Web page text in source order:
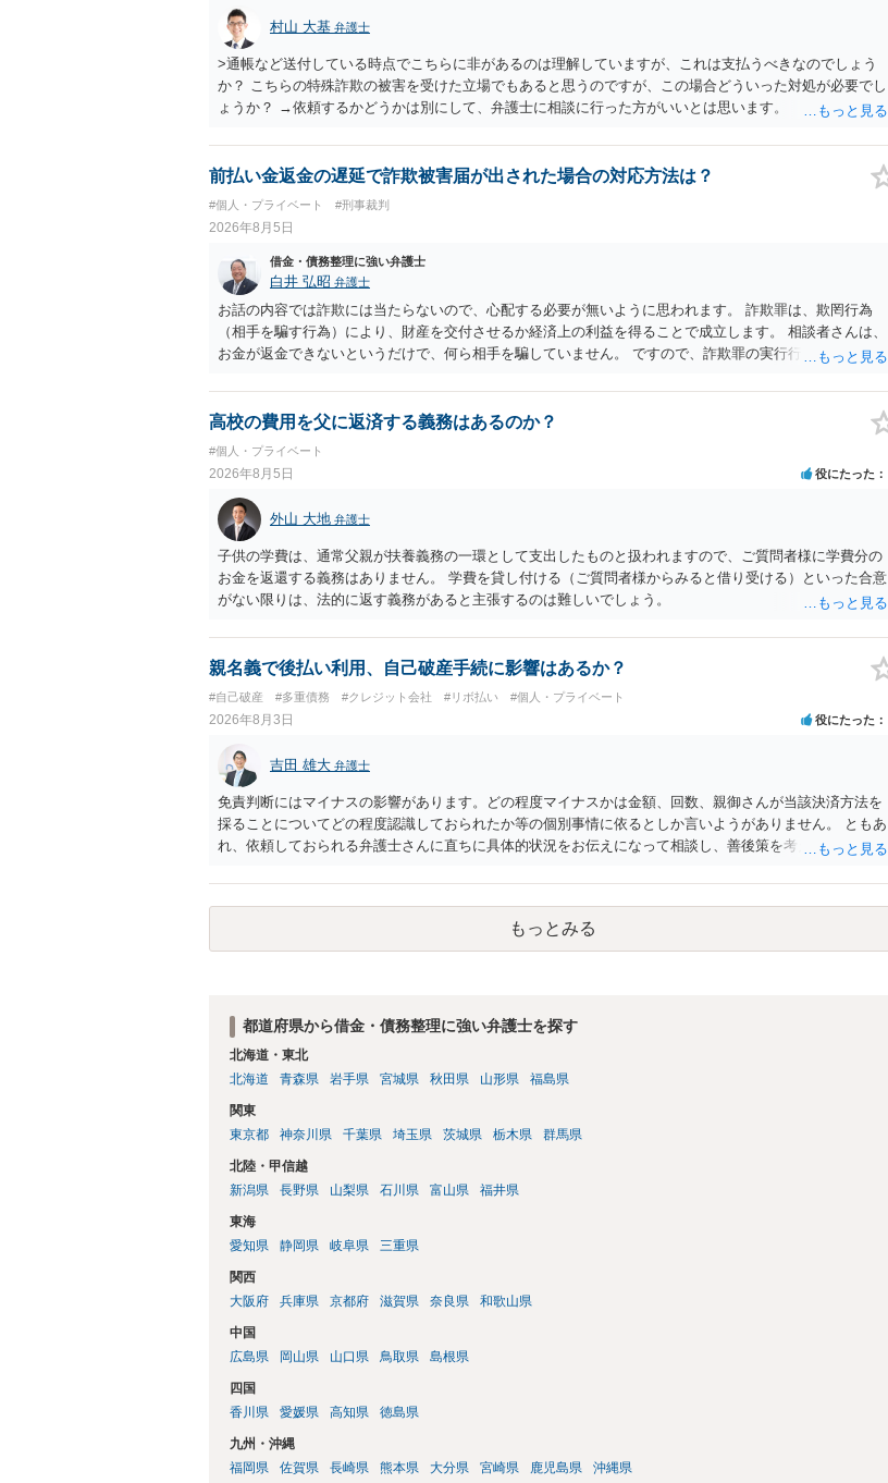
村山 大基 弁護士
>通帳など送付している時点でこちらに非があるのは理解していますが、これは支払うべきなのでしょう
か？ こちらの特殊詐欺の被害を受けた立場でもあると思うのですが、この場合どういった対処が必要でし
ょうか？ →依頼するかどうかは別にして、弁護士に相談に行った方がいいとは思います。 そもそも、
とは可能でしょうか？ →一般的には難しいです。相談者さんも１００万円の被害を受けたとして、１円も
払わないで和解したいと言われたら、 できるだけ重い刑罰を与えて欲しい、と思われるのではないでし
だ、弁護士費用かけるならその分賠償に回すことも考えられるので、 兼ね合いは考えてみましょう。
前払い金返金の遅延で詐欺被害届が出された場合の対応方法は？
#個人・プライベート #刑事裁判
2026年8月5日
借金・債務整理に強い弁護士
白井 弘昭 弁護士
お話の内容では詐欺には当たらないので、心配する必要が無いように思われます。 詐欺罪は、欺罔行為
（相手を騙す行為）により、財産を交付させるか経済上の利益を得ることで成立します。 相談者さんは、
お金が返金できないというだけで、何ら相手を騙していません。 ですので、詐欺罪の実行行為性が無く罪
を述べた場合は、捜査はあるかもしれません。 ただし、捜査において、真実を説明すれば、「ちゃんと返
しなさいよ」程度の注意で済むことだと思われます。 また、返せるお金が無いのであれば、返せないのは
高校の費用を父に返済する義務はあるのか？
#個人・プライベート
2026年8月5日 役にたった
外山 大地 弁護士
子供の学費は、通常父親が扶養義務の一環として支出したものと扱われますので、ご質問者様に学費分の
お金を返還する義務はありません。 学費を貸し付ける（ご質問者様からみると借り受ける）といった合意
がない限りは、法的に返す義務があると主張するのは難しいでしょう。
親名義で後払い利用、自己破産手続に影響はあるか？
#自己破産 #多重債務 #クレジット会社 #リボ払い #個人・プライベート
2026年8月3日 役にたった
吉田 雄大 弁護士
免責判断にはマイナスの影響があります。どの程度マイナスかは金額、回数、親御さんが当該決済方法を
採ることについてどの程度認識しておられたか等の個別事情に依るとしか言いようがありません。 ともあ
れ、依頼しておられる弁護士さんに直ちに具体的状況をお伝えになって相談し、善後策を考えることをお
もっとみる
都道府県から借金・債務整理に強い弁護士を探す
北海道・東北
北海道
青森県 岩手県 宮城県 秋田県 山形県 福島県
関東
東京都
神奈川県 千葉県 埼玉県 茨城県 栃木県 群馬県
北陸・甲信越
新潟県
長野県 山梨県 石川県 富山県 福井県
東海
愛知県
静岡県 岐阜県 三重県
関西
大阪府
兵庫県 京都府 滋賀県 奈良県 和歌山県
中国
広島県
岡山県 山口県 鳥取県 島根県
四国
香川県
愛媛県 高知県 徳島県
九州・沖縄
福岡県
佐賀県 長崎県 熊本県 大分県 宮崎県 鹿児島県 沖縄県